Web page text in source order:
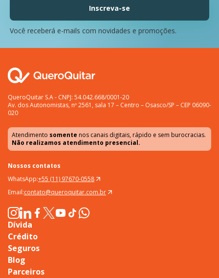
Inscreva-se
Você receberá e-mails com novidades e promoções.
QueroQuitar S.A - CNPJ: 54.042.668/0001-20
Av. dos Autonomistas, nº 2561, sala 17 – Centro – Osasco/SP – CEP 06090-
020
Atendimento somente nos canais digitais, rápido e sem burocracias.
Não realizamos atendimento presencial.
Nossos contatos
WhatsApp:+55 (11) 97670-0558
Email:contato@queroquitar.com.br
Dívida
Crédito
Seguros
Blog
Parceiros